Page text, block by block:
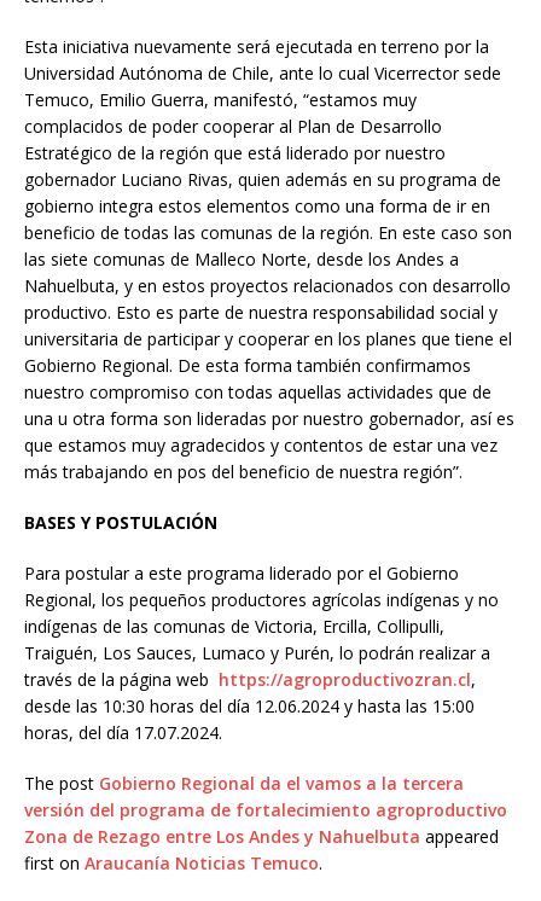
Esta iniciativa nuevamente será ejecutada en terreno por la
Universidad Autónoma de Chile, ante lo cual Vicerrector sede
Temuco, Emilio Guerra, manifestó, “estamos muy
complacidos de poder cooperar al Plan de Desarrollo
Estratégico de la región que está liderado por nuestro
gobernador Luciano Rivas, quien además en su programa de
gobierno integra estos elementos como una forma de ir en
beneficio de todas las comunas de la región. En este caso son
las siete comunas de Malleco Norte, desde los Andes a
Nahuelbuta, y en estos proyectos relacionados con desarrollo
productivo. Esto es parte de nuestra responsabilidad social y
universitaria de participar y cooperar en los planes que tiene el
Gobierno Regional. De esta forma también confirmamos
nuestro compromiso con todas aquellas actividades que de
una u otra forma son lideradas por nuestro gobernador, así es
que estamos muy agradecidos y contentos de estar una vez
más trabajando en pos del beneficio de nuestra región”.
BASES Y POSTULACIÓN
Para postular a este programa liderado por el Gobierno
Regional, los pequeños productores agrícolas indígenas y no
indígenas de las comunas de Victoria, Ercilla, Collipulli,
Traiguén, Los Sauces, Lumaco y Purén, lo podrán realizar a
través de la página web https://agroproductivozran.cl,
desde las 10:30 horas del día 12.06.2024 y hasta las 15:00
horas, del día 17.07.2024.
The post Gobierno Regional da el vamos a la tercera
versión del programa de fortalecimiento agroproductivo
Zona de Rezago entre Los Andes y Nahuelbuta appeared
first on Araucanía Noticias Temuco.